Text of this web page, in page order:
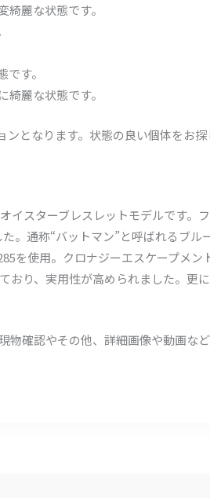
綺麗な状態です。
す。
綺麗な状態です。
となります。状態の良い個体をお
イスターブレスレットモデルです。
。通称“バットマン”と呼ばれるブ
を使用。クロナジーエスケープメ
おり、実用性が高められました。更
物確認やその他、詳細画像や動画な